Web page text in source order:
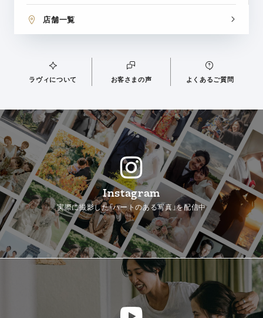
店舗一覧
ラヴィについて お客さまの声 よくあるご質問
Instagram
実際に撮影した「ハートのある写真」を配信中